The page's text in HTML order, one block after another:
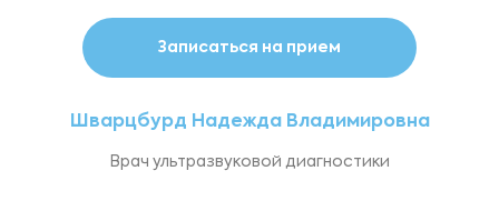
Записаться на прием
Шварцбурд Надежда Владимировна
Врач ультразвуковой диагностики